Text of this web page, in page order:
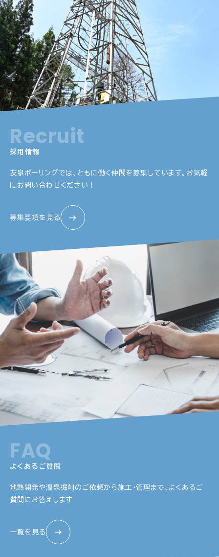
Recruit
採用情報
友泉ボーリングでは、ともに働く仲間を募集しています。 お気軽
にお問い合わせください！
募集要項を見る
FAQ
よくあるご質問
地熱開発や温泉掘削のご依頼から施工・管理まで、 よくあるご
質問にお答えします
一覧を見る